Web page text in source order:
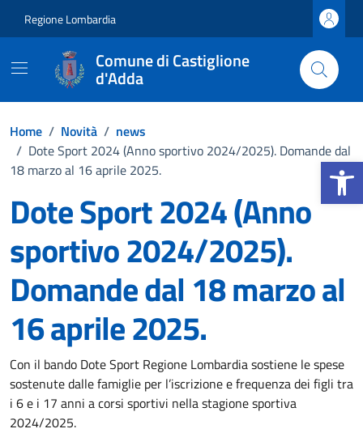
Apri la
Regione Lombardia
Comune di Castiglione
d'Adda
Home / Novità / news
/ Dote Sport 2024 (Anno sportivo 2024/2025). Domande dal
18 marzo al 16 aprile 2025.
Dote Sport 2024 (Anno
sportivo 2024/2025).
Domande dal 18 marzo al
16 aprile 2025.
Dettagli della notizia
Con il bando Dote Sport Regione Lombardia sostiene le spese
sostenute dalle famiglie per l’iscrizione e frequenza dei figli tra
i 6 e i 17 anni a corsi sportivi nella stagione sportiva
2024/2025.